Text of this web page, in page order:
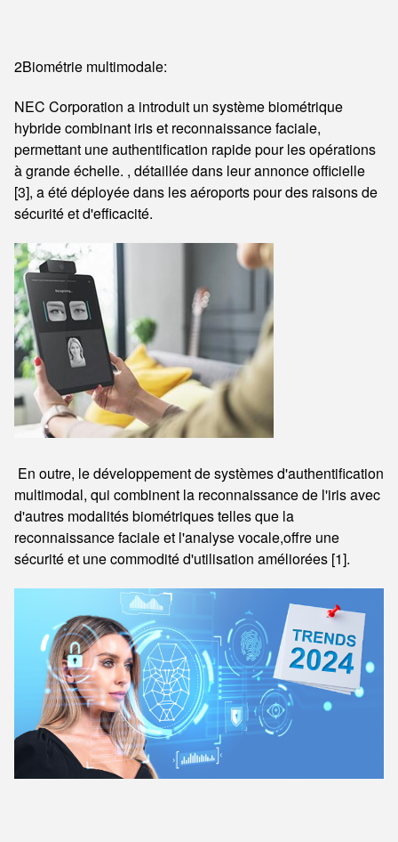
2Biométrie multimodale:
NEC Corporation a introduit un système biométrique
hybride combinant iris et reconnaissance faciale,
permettant une authentification rapide pour les opérations
à grande échelle. , détaillée dans leur annonce officielle
[3], a été déployée dans les aéroports pour des raisons de
sécurité et d'efficacité.
En outre, le développement de systèmes d'authentification
multimodal, qui combinent la reconnaissance de l'iris avec
d'autres modalités biométriques telles que la
reconnaissance faciale et l'analyse vocale,offre une
sécurité et une commodité d'utilisation améliorées [1].